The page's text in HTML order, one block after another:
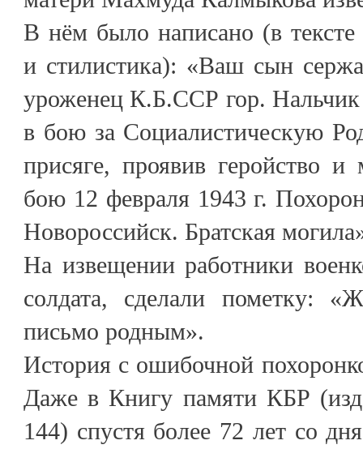
В нём было написано (в тексте
и стилистика): «Ваш сын
уроженец К.Б.ССР гор.
в бою за Социалистическую
присяге, проявив геройство
бою 12 февраля 1943 г.
Новороссийск. Братская
На извещении работники
солдата, сделали пометку:
письмо родным».
История с ошибочной
Даже в Книгу памяти КБР
144) спустя более 72 лет со